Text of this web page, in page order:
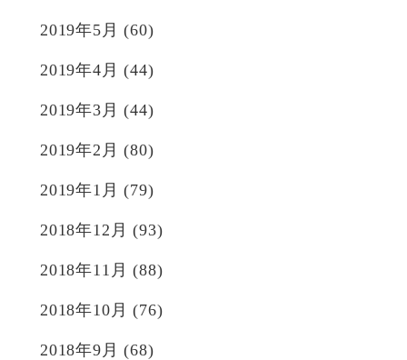
2019年5月 (60)
2019年4月 (44)
2019年3月 (44)
2019年2月 (80)
2019年1月 (79)
2018年12月 (93)
2018年11月 (88)
2018年10月 (76)
2018年9月 (68)